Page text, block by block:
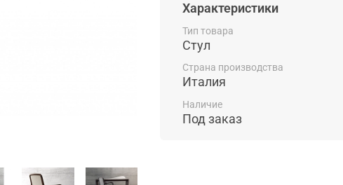
образуя единое удобное
с подлокотниками и без в
натуральной кожи либо
или гостиной.
Характеристики
Тип товара
Стул
Страна производства
Италия
Наличие
Под заказ